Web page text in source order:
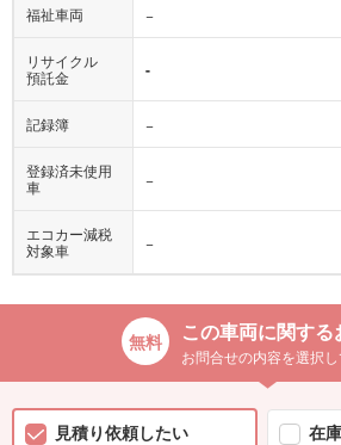
福祉車両 −
リサイクル
預託金
-
記録簿 −
登録済未使用
車
−
エコカー減税
対象車
−
この車両に関する
お問合せの内容を選択
見積り依頼したい
在